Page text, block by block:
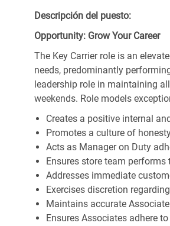
Descripción del puesto:
Opportunity: Grow Your Career
The Key Carrier role is an
needs, predominantly
leadership role in maintaining
weekends. Role models
Creates a positive internal
Promotes a culture of
Acts as Manager on Duty
Ensures store team
Addresses immediate
Exercises discretion
Maintains accurate
Ensures Associates adhere